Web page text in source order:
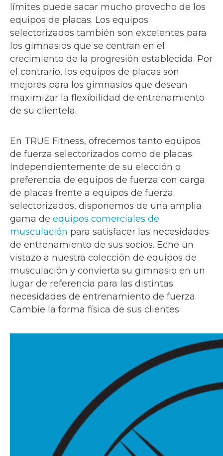
límites puede sacar mucho provecho de los
equipos de placas. Los equipos
selectorizados también son excelentes para
los gimnasios que se centran en el
crecimiento de la progresión establecida. Por
el contrario, los equipos de placas son
mejores para los gimnasios que desean
maximizar la flexibilidad de entrenamiento
de su clientela.
En TRUE Fitness, ofrecemos tanto equipos
de fuerza selectorizados como de placas.
Independientemente de su elección o
preferencia de equipos de fuerza con carga
de placas frente a equipos de fuerza
selectorizados, disponemos de una amplia
gama de equipos comerciales de
musculación para satisfacer las necesidades
de entrenamiento de sus socios. Eche un
vistazo a nuestra colección de equipos de
musculación y convierta su gimnasio en un
lugar de referencia para las distintas
necesidades de entrenamiento de fuerza.
Cambie la forma física de sus clientes.